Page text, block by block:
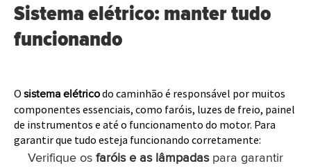
Sistema elétrico: manter tudo
funcionando
O sistema elétricodo caminhão é responsável por muitos
componentes essenciais, como faróis, luzes de freio, painel
de instrumentos e até o funcionamento do motor. Para
garantir que tudo esteja funcionando corretamente:
Verifique os faróis e as lâmpadaspara garantir